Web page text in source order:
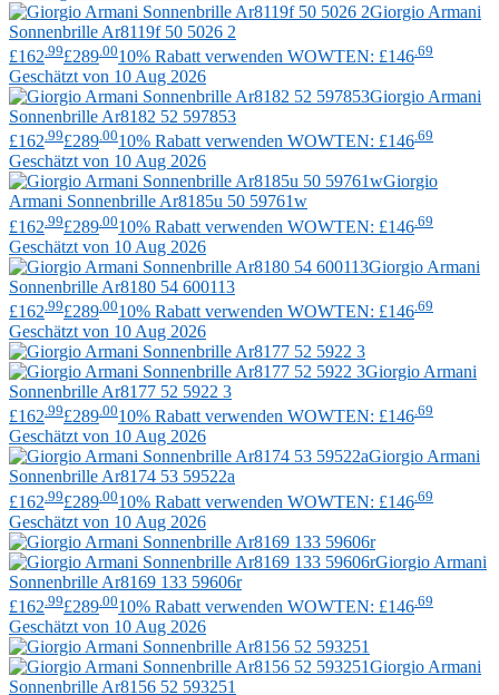
Giorgio Armani
Sonnenbrille Ar8119f 50 5026 2
£162 .99£289 .0010% Rabatt verwenden WOWTEN: £146 .69
Geschätzt von 10 Aug 2026
Giorgio Armani
Sonnenbrille Ar8182 52 597853
£162.99£289.0010% Rabatt verwenden WOWTEN: £146.69
Geschätzt von 10 Aug 2026
Giorgio
Armani Sonnenbrille Ar8185u 50 59761w
£162 .99£289 .0010% Rabatt verwenden WOWTEN: £146 .69
Geschätzt von 10 Aug 2026
Giorgio Armani
Sonnenbrille Ar8180 54 600113
£162 .99£289 .0010% Rabatt verwenden WOWTEN: £146 .69
Geschätzt von 10 Aug 2026
Giorgio Armani
Sonnenbrille Ar8177 52 5922 3
£162.99£289.0010% Rabatt verwenden WOWTEN: £146.69
Geschätzt von 10 Aug 2026
Giorgio Armani
Sonnenbrille Ar8174 53 59522a
£162 .99£289 .0010% Rabatt verwenden WOWTEN: £146 .69
Geschätzt von 10 Aug 2026
Giorgio Armani
Sonnenbrille Ar8169 133 59606r
£162 .99£289 .0010% Rabatt verwenden WOWTEN: £146 .69
Geschätzt von 10 Aug 2026
Giorgio Armani
Sonnenbrille Ar8156 52 593251